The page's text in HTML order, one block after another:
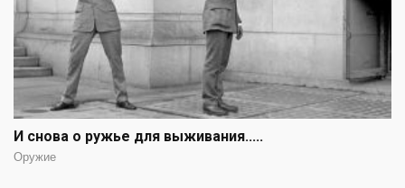
И снова о ружье для выживания.....
Оружие